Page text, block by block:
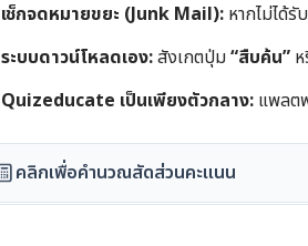
เช็กจดหมายขยะ (Junk Mail): หากไม่ได้
ระบบดาวน์โหลดเอง:สังเกตปุ่ม“สืบค้น”
Quizeducate เป็นเพียงตัวกลาง: แพลต
คลิกเพื่อคำนวณสัดส่วนคะแนน